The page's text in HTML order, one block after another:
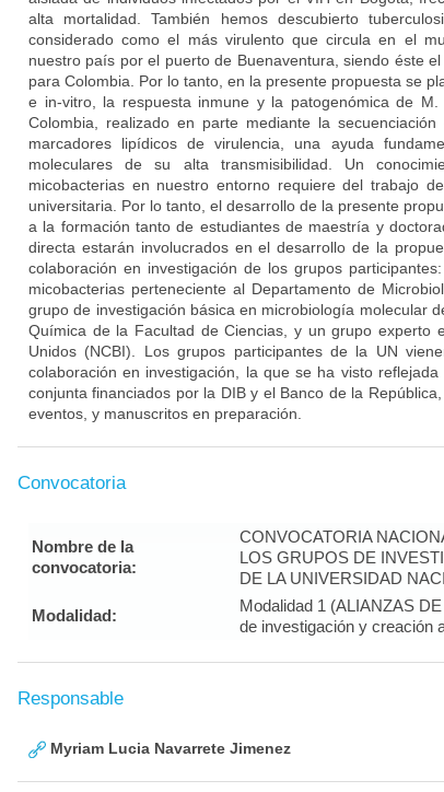
alta mortalidad. También hemos descubierto
considerado como el más virulento que circula en el
nuestro país por el puerto de Buenaventura, siendo éste
para Colombia. Por lo tanto, en la presente propuesta se
e in-vitro, la respuesta inmune y la patogenómica de
Colombia, realizado en parte mediante la
marcadores lipídicos de virulencia, una ayuda
moleculares de su alta transmisibilidad. Un
micobacterias en nuestro entorno requiere del trabajo
universitaria. Por lo tanto, el desarrollo de la presente
a la formación tanto de estudiantes de maestría y
directa estarán involucrados en el desarrollo de la
colaboración en investigación de los grupos
micobacterias perteneciente al Departamento de
grupo de investigación básica en microbiología molecular
Química de la Facultad de Ciencias, y un grupo experto
Unidos (NCBI). Los grupos participantes de la UN
colaboración en investigación, la que se ha visto
conjunta financiados por la DIB y el Banco de la
eventos, y manuscritos en preparación.
Convocatoria
Nombre de la
convocatoria:
CONVOCATORIA
LOS GRUPOS DE
DE LA UNIVERSIDAD
Modalidad:
Modalidad 1 (ALIANZAS
de investigación y creación
Responsable
Myriam Lucia Navarrete Jimenez